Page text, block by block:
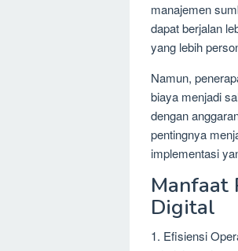
manajemen
dapat berjalan
yang lebih
Namun,
biaya menjadi
dengan
pentingnya
implementasi
Manfaat
Digital
1. Efisiensi